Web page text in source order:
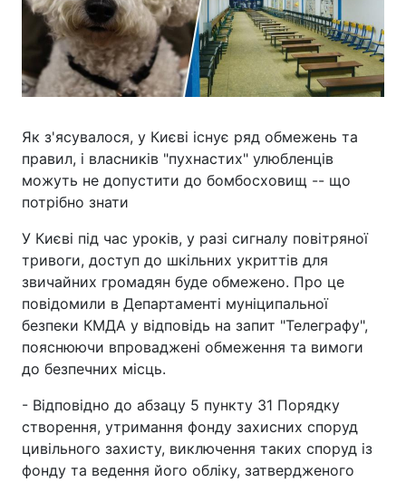
Як з'ясувалося, у Києві існує ряд обмежень та
правил, і власників "пухнастих" улюбленців
можуть не допустити до бомбосховищ -- що
потрібно знати
У Києві під час уроків, у разі сигналу повітряної
тривоги, доступ до шкільних укриттів для
звичайних громадян буде обмежено. Про це
повідомили в Департаменті муніципальної
безпеки КМДА у відповідь на запит "Телеграфу",
пояснюючи впроваджені обмеження та вимоги
до безпечних місць.
- Відповідно до абзацу 5 пункту 31 Порядку
створення, утримання фонду захисних споруд
цивільного захисту, виключення таких споруд із
фонду та ведення його обліку, затвердженого